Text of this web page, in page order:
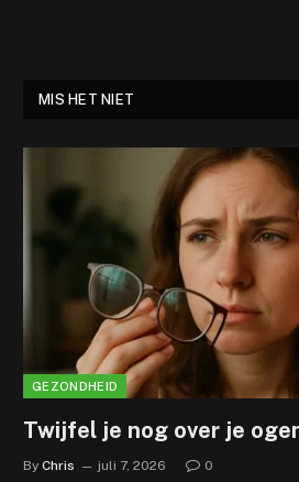
MIS HET NIET
GEZONDHEID
Twijfel je nog over je
By Chris juli 7, 2026 0